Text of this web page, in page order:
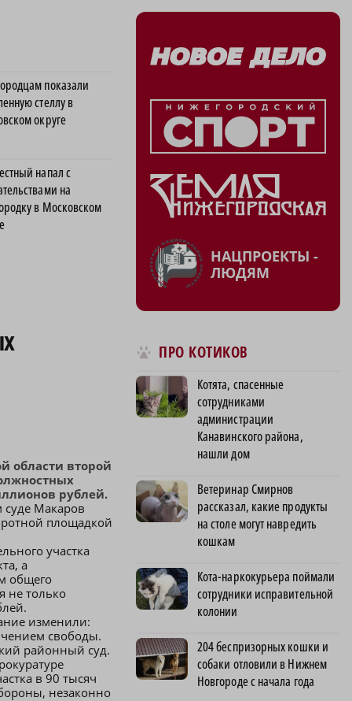
показали
стеллу в
округе
напал с
на
в Московском
области второй
рублей.
суде Макаров
площадкой
участка
а
общего
не только
изменили:
свободы.
районный суд.
в 90 тысяч
незаконно
НАЦПРОЕКТЫ -
ЛЮДЯМ
ПРО КОТИКОВ
Котята, спасенные
сотрудниками
администрации
Канавинского района,
нашли дом
Ветеринар Смирнов
рассказал, какие продукты
на столе могут навредить
кошкам
Кота-наркокурьера поймали
сотрудники исправительной
колонии
204 беспризорных кошки и
собаки отловили в Нижнем
Новгороде с начала года